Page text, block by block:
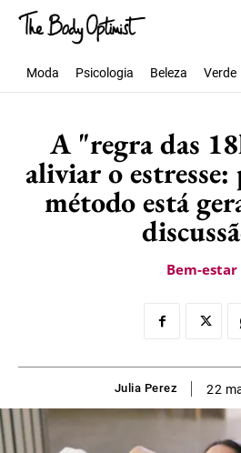
Moda Psicologia Beleza Verde
A "regra das
aliviar o estresse:
método está
Bem-estar
Julia Perez 22